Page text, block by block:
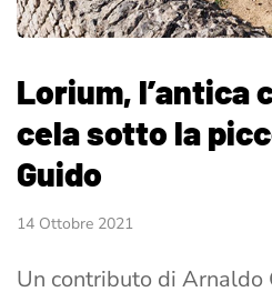
Lorium, l’antica
cela sotto la
Guido
14 Ottobre 2021
Un contributo di Arnaldo